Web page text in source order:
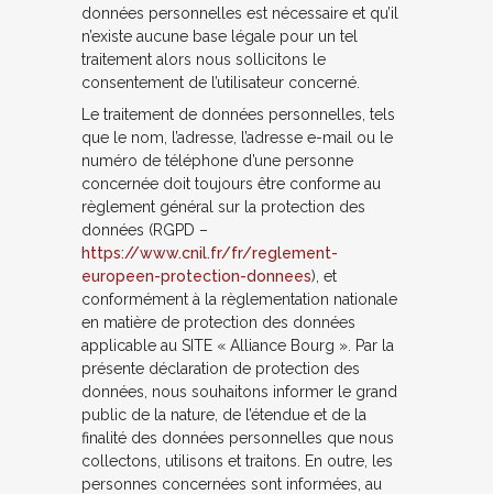
données personnelles est nécessaire et qu’il
n’existe aucune base légale pour un tel
traitement alors nous sollicitons le
consentement de l’utilisateur concerné.
Le traitement de données personnelles, tels
que le nom, l’adresse, l’adresse e-mail ou le
numéro de téléphone d’une personne
concernée doit toujours être conforme au
règlement général sur la protection des
données (RGPD –
https://www.cnil.fr/fr/reglement-
europeen-protection-donnees), et
conformément à la règlementation nationale
en matière de protection des données
applicable au SITE « Alliance Bourg ». Par la
présente déclaration de protection des
données, nous souhaitons informer le grand
public de la nature, de l’étendue et de la
finalité des données personnelles que nous
collectons, utilisons et traitons. En outre, les
personnes concernées sont informées, au